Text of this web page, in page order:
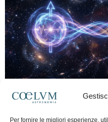
Per fornire le migliori esperienze,
Marco Lorrai - 15 Giugno 2026
moderna: due particelle possono